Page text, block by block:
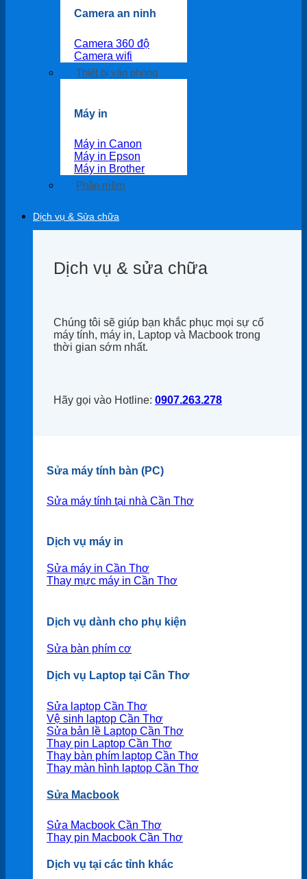
Camera an ninh
Camera 360 độ
Camera wifi
Thiết bị văn phòng
Máy in
Máy in Canon
Máy in Epson
Máy in Brother
Phần mềm
Dịch vụ & Sửa chữa
Dịch vụ & sửa chữa
Chúng tôi sẽ giúp bạn khắc phục mọi sự cố
máy tính, máy in, Laptop và Macbook trong
thời gian sớm nhất.
Hãy gọi vào Hotline: 0907.263.278
Sửa máy tính bàn (PC)
Sửa máy tính tại nhà Cần Thơ
Dịch vụ máy in
Sửa máy in Cần Thơ
Thay mực máy in Cần Thơ
Dịch vụ dành cho phụ kiện
Sửa bàn phím cơ
Dịch vụ Laptop tại Cần Thơ
Sửa laptop Cần Thơ
Vệ sinh laptop Cần Thơ
Sửa bản lề Laptop Cần Thơ
Thay pin Laptop Cần Thơ
Thay bàn phím laptop Cần Thơ
Thay màn hình laptop Cần Thơ
Sửa Macbook
Sửa Macbook Cần Thơ
Thay pin Macbook Cần Thơ
Dịch vụ tại các tỉnh khác